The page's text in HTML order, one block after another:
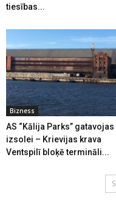
tiesības...
Bizness
AS “Kālija Parks” gatavojas
izsolei – Krievijas krava
Ventspilī bloķē termināli...